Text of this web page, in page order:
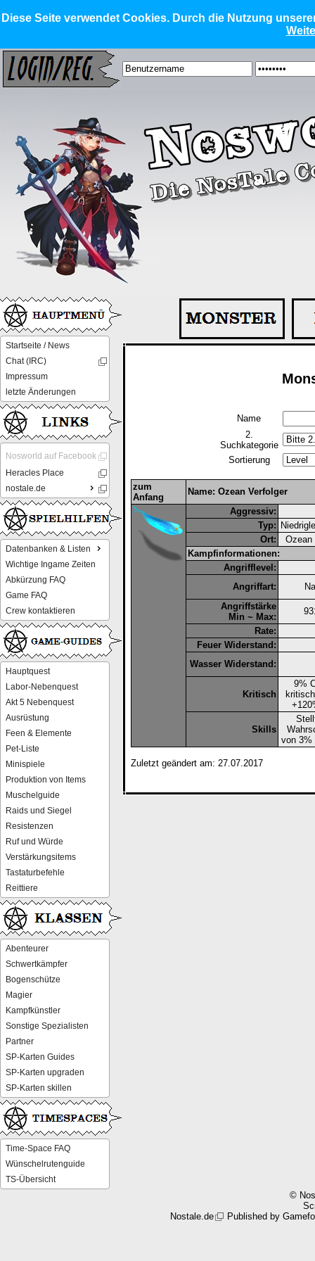
Diese Seite verwendet Cookies. Durch die Nutzung
Startseite / News
Chat (IRC)
Impressum
letzte Änderungen
Nosworld auf Facebook
Heracles Place
nostale.de
Datenbanken & Listen
Wichtige Ingame Zeiten
Abkürzung FAQ
Game FAQ
Crew kontaktieren
Hauptquest
Labor-Nebenquest
Akt 5 Nebenquest
Ausrüstung
Feen & Elemente
Pet-Liste
Minispiele
Produktion von Items
Muschelguide
Raids und Siegel
Resistenzen
Ruf und Würde
Verstärkungsitems
Tastaturbefehle
Reittiere
Abenteurer
Schwertkämpfer
Bogenschütze
Magier
Kampfkünstler
Sonstige Spezialisten
Partner
SP-Karten Guides
SP-Karten upgraden
SP-Karten skillen
Time-Space FAQ
Wünschelrutenguide
TS-Übersicht
Name
2.
Suchkategorie
Sortierung
zum
Anfang
Name: Ozean Verfolger
Aggressiv:
Typ:
Ort:
Ozean
Kampfinformationen:
Angrifflevel:
Angriffart:
Angriffstärke
Min ~ Max:
Rate:
Feuer Widerstand:
Wasser Widerstand:
Kritisch
9%
Skills
von 3%
Zuletzt geändert am: 27.07.2017
©
Nostale.de
Published by